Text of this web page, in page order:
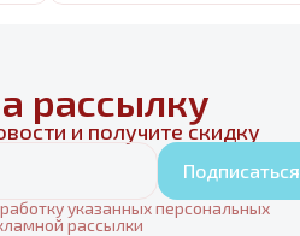
рассылку
и получите скидку
Подписаться
указанных персональных
рассылки